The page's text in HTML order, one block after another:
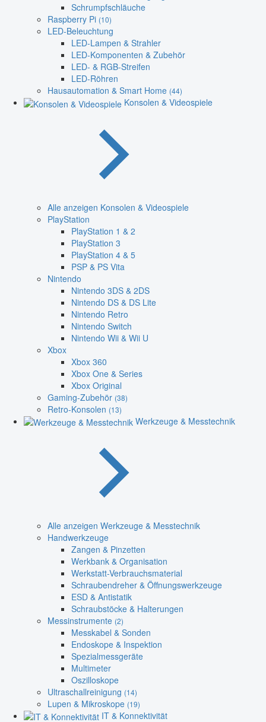
Schrumpfschläuche
Raspberry Pi (10)
LED-Beleuchtung
LED-Lampen & Strahler
LED-Komponenten & Zubehör
LED- & RGB-Streifen
LED-Röhren
Hausautomation & Smart Home (44)
Konsolen & Videospiele
Alle anzeigen Konsolen & Videospiele
PlayStation
PlayStation 1 & 2
PlayStation 3
PlayStation 4 & 5
PSP & PS Vita
Nintendo
Nintendo 3DS & 2DS
Nintendo DS & DS Lite
Nintendo Retro
Nintendo Switch
Nintendo Wii & Wii U
Xbox
Xbox 360
Xbox One & Series
Xbox Original
Gaming-Zubehör (38)
Retro-Konsolen (13)
Werkzeuge & Messtechnik
Alle anzeigen Werkzeuge & Messtechnik
Handwerkzeuge
Zangen & Pinzetten
Werkbank & Organisation
Werkstatt-Verbrauchsmaterial
Schraubendreher & Öffnungswerkzeuge
ESD & Antistatik
Schraubstöcke & Halterungen
Messinstrumente (2)
Messkabel & Sonden
Endoskope & Inspektion
Spezialmessgeräte
Multimeter
Oszilloskope
Ultraschallreinigung (14)
Lupen & Mikroskope (19)
IT & Konnektivität